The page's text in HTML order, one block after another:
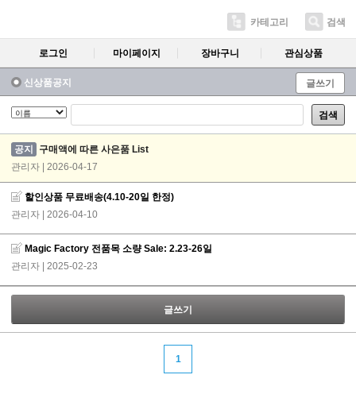
카테고리 검색
로그인 마이페이지 장바구니 관심상품
신상품공지 글쓰기
검색
공지
구매액에 따른 사은품 List
관리자 | 2026-04-17
할인상품 무료배송(4.10-20일 한정)
관리자 | 2026-04-10
Magic Factory 전품목 소량 Sale: 2.23-26일
관리자 | 2025-02-23
글쓰기
1